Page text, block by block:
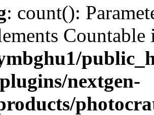
: count():
Countable
nextgen-